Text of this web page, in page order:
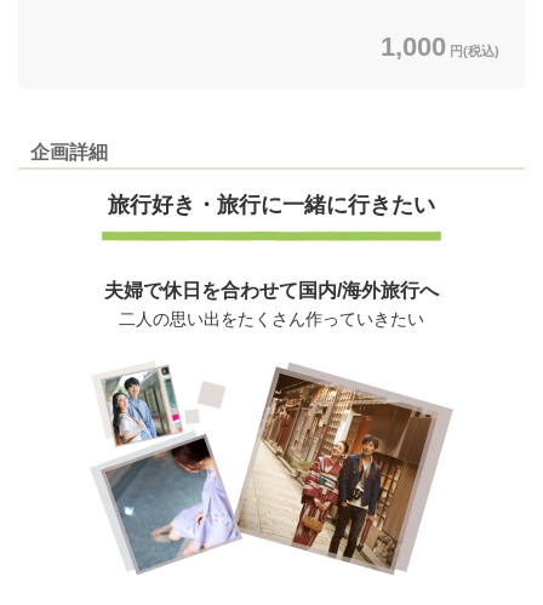
1,000 円(税込)
企画詳細
旅行好き・ 旅行に一緒に行きたい
夫婦で休日を合わせて国内/海外旅行へ
二人の思い出をたくさん作っていきたい